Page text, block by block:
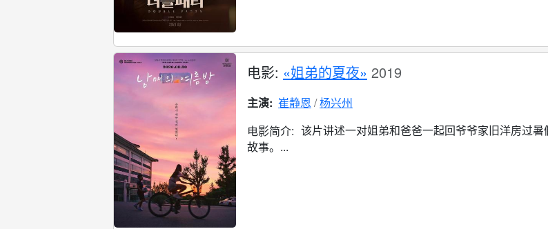
电影: «姐弟的夏夜» 2019
主演: 崔静恩 杨兴州
电影简介: 该片讲述一对姐弟和爸爸一起回爷爷家旧洋房过暑
故事。...